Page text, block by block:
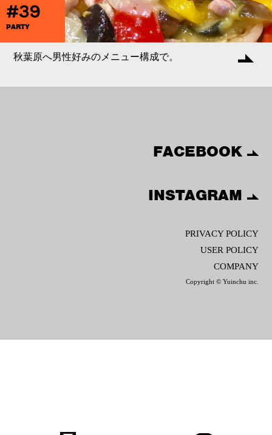
#39
PARTY
秋葉原へ男性好みのメニュー構成で。
FACEBOOK
INSTAGRAM
PRIVACY POLICY
USER POLICY
COMPANY
Copyright © Yuinchu inc.